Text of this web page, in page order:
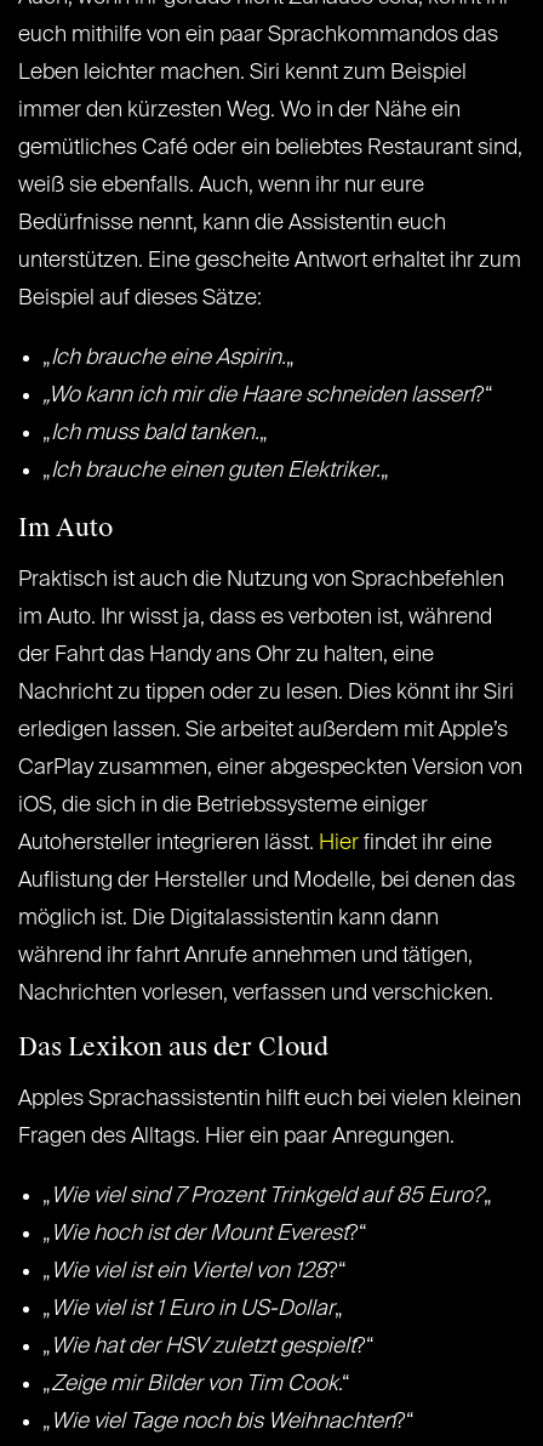
euch mithilfe von ein paar Sprachkommandos das
Leben leichter machen. Siri kennt zum Beispiel
immer den kürzesten Weg. Wo in der Nähe ein
gemütliches Café oder ein beliebtes Restaurant sind,
weiß sie ebenfalls. Auch, wenn ihr nur eure
Bedürfnisse nennt, kann die Assistentin euch
unterstützen. Eine gescheite Antwort erhaltet ihr zum
Beispiel auf dieses Sätze:
„Ich brauche eine Aspirin.„
„Wo kann ich mir die Haare schneiden lassen?“
„Ich muss bald tanken.„
„Ich brauche einen guten Elektriker.„
Im Auto
Praktisch ist auch die Nutzung von Sprachbefehlen
im Auto. Ihr wisst ja, dass es verboten ist, während
der Fahrt das Handy ans Ohr zu halten, eine
Nachricht zu tippen oder zu lesen. Dies könnt ihr Siri
erledigen lassen. Sie arbeitet außerdem mit Apple’s
CarPlay zusammen, einer abgespeckten Version von
iOS, die sich in die Betriebssysteme einiger
Autohersteller integrieren lässt. Hier findet ihr eine
Auflistung der Hersteller und Modelle, bei denen das
möglich ist. Die Digitalassistentin kann dann
während ihr fahrt Anrufe annehmen und tätigen,
Nachrichten vorlesen, verfassen und verschicken.
Das Lexikon aus der Cloud
Apples Sprachassistentin hilft euch bei vielen kleinen
Fragen des Alltags. Hier ein paar Anregungen.
„ Wie viel sind 7 Prozent Trinkgeld auf 85 Euro?„
„ Wie hoch ist der Mount Everest?“
„ Wie viel ist ein Viertel von 128?“
„ Wie viel ist 1 Euro in US-Dollar„
„ Wie hat der HSV zuletzt gespielt?“
„Zeige mir Bilder von Tim Cook.“
„ Wie viel Tage noch bis Weihnachten?“